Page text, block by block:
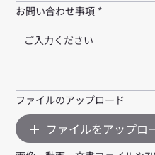
お問い合わせ事項 *
ファイルのアップロード
ファイルをアップロ